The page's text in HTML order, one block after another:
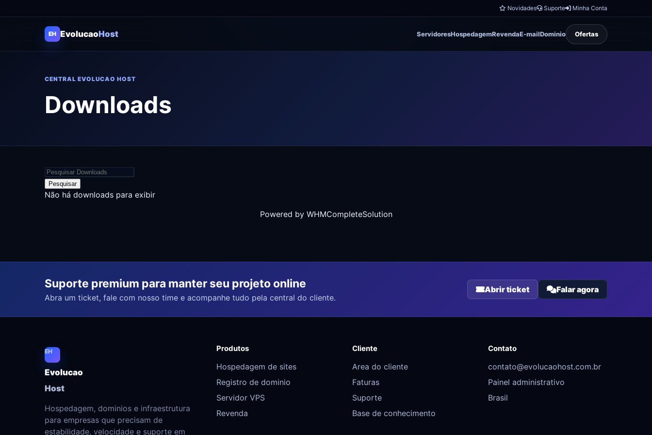
Novidades Suporte Minha Conta
EH EvolucaoHost ServidoresHospedagemRevendaE-mailDominio Ofertas
CENTRAL EVOLUCAO HOST
Downloads
Pesquisar
Não há downloads para exibir
Powered by WHMCompleteSolution
Suporte premium para manter seu projeto online
Abra um ticket, fale com nosso time e acompanhe tudo pela central do cliente.
Abrir ticket Falar agora
EH
Evolucao
Host
Hospedagem, dominios e infraestrutura
para empresas que precisam de
estabilidade, velocidade e suporte em
Produtos
Hospedagem de sites
Registro de dominio
Servidor VPS
Revenda
Cliente
Area do cliente
Faturas
Suporte
Base de conhecimento
Contato
contato@evolucaohost.com.br
Painel administrativo
Brasil